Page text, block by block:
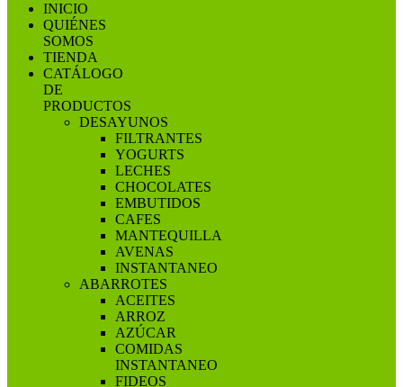
INICIO
QUIÉNES
SOMOS
TIENDA
CATÁLOGO
DE
PRODUCTOS
DESAYUNOS
FILTRANTES
YOGURTS
LECHES
CHOCOLATES
EMBUTIDOS
CAFES
MANTEQUILLA
AVENAS
INSTANTANEO
ABARROTES
ACEITES
ARROZ
AZÚCAR
COMIDAS
INSTANTANEO
FIDEOS